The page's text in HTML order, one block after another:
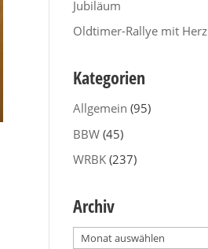
Jubiläum
Oldtimer-Rallye mit Herz
Kategorien
Allgemein (95)
BBW (45)
WRBK (237)
Archiv
Archiv